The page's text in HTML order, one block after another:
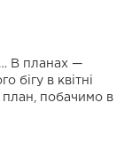
В планах —
бігу в квітні
план, побачимо в